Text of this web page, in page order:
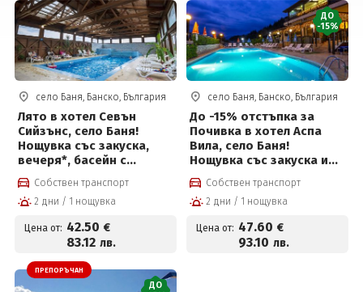
село Баня, Банско, България
Лято в хотел Севън
Сийзънс, село Баня!
Нощувка със закуска,
вечеря*, басейн с
минерална вода и
ползване на СПА център
на цени от 42.50 € на
Собствен транспорт
2 дни / 1 нощувка
Цена от: 42.50 €
83.12 лв.
ДО
-15%
село Баня, Банско, България
До -15% отстъпка за
Почивка в хотел Аспа
Вила, село Баня!
Нощувка със закуска и
вечеря, външен басейн с
минерална вода и спа
център на цени от 47.60
евро на човек
Собствен транспорт
2 дни / 1 нощувка
Цена от: 47.60 €
93.10 лв.
ПРЕПОРЪЧАН
ДО